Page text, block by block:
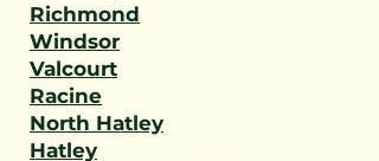
Richmond
Windsor
Valcourt
Racine
North Hatley
Hatley